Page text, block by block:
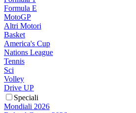
Formula E
MotoGP
Altri Motori
Basket
America's Cup
Nations League
Tennis
Sci
Volley
Drive UP
Speciali
Mondiali 2026